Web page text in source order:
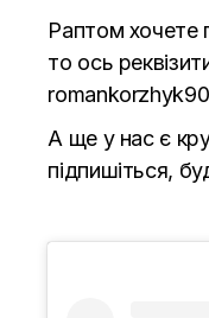
Раптом хочете
то ось
А ще у нас є
підпишіться,